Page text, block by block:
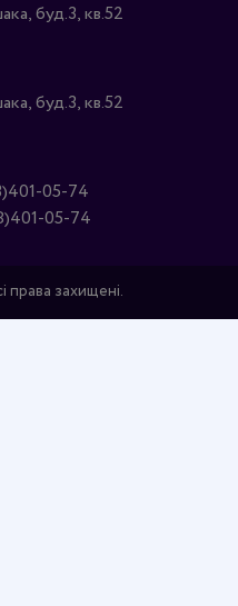
буд.3, кв.52
буд.3, кв.52
05-74
05-74
права захищені.